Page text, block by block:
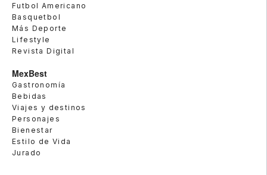
Futbol Americano
Basquetbol
Más Deporte
Lifestyle
Revista Digital
MexBest
Gastronomía
Bebidas
Viajes y destinos
Personajes
Bienestar
Estilo de Vida
Jurado